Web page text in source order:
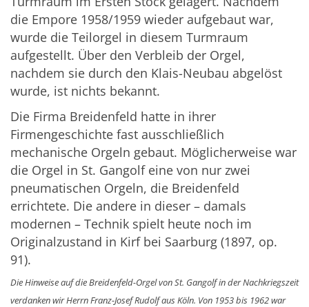
die Empore 1958/1959 wieder aufgebaut war,
wurde die Teilorgel in diesem Turmraum
aufgestellt. Über den Verbleib der Orgel,
nachdem sie durch den Klais-Neubau abgelöst
wurde, ist nichts bekannt.
Die Firma Breidenfeld hatte in ihrer
Firmengeschichte fast ausschließlich
mechanische Orgeln gebaut. Möglicherweise war
die Orgel in St. Gangolf eine von nur zwei
pneumatischen Orgeln, die Breidenfeld
errichtete. Die andere in dieser – damals
modernen – Technik spielt heute noch im
Originalzustand in Kirf bei Saarburg (1897, op.
91).
Die Hinweise auf die Breidenfeld-Orgel von St. Gangolf in der Nachkriegszeit
verdanken wir Herrn Franz-Josef Rudolf aus Köln. Von 1953 bis 1962 war